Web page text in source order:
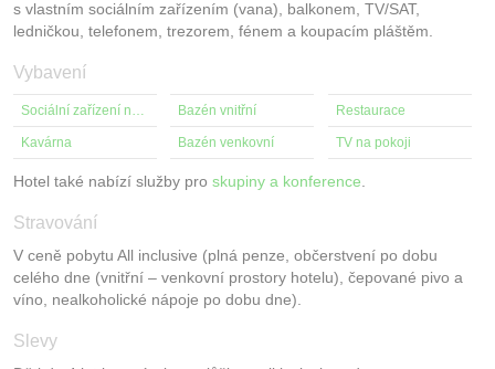
s vlastním sociálním zařízením (vana), balkonem, TV/SAT,
ledničkou, telefonem, trezorem, fénem a koupacím pláštěm.
Vybavení
Sociální zařízení na pokoji Bazén vnitřní Restaurace
Kavárna Bazén venkovní TV na pokoji
Hotel také nabízí služby pro skupiny a konference.
Stravování
V ceně pobytu All inclusive (plná penze, občerstvení po dobu
celého dne (vnitřní – venkovní prostory hotelu), čepované pivo a
víno, nealkoholické nápoje po dobu dne).
Slevy